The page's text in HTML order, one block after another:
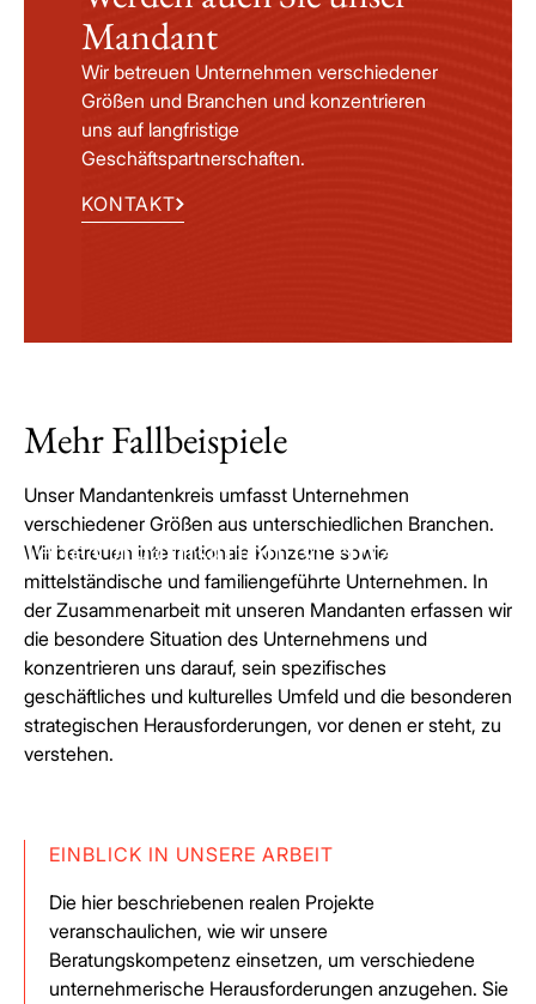
Mandant
Wir betreuen Unternehmen verschiedener
Größen und Branchen und konzentrieren
uns auf langfristige
Geschäftspartnerschaften.
KONTAKT
Mehr Fallbeispiele
Unser Mandantenkreis umfasst Unternehmen
verschiedener Größen aus unterschiedlichen Branchen.
Wir betreuen internationale Konzerne sowie
mittelständische und familiengeführte Unternehmen. In
der Zusammenarbeit mit unseren Mandanten erfassen wir
die besondere Situation des Unternehmens und
konzentrieren uns darauf, sein spezifisches
geschäftliches und kulturelles Umfeld und die besonderen
strategischen Herausforderungen, vor denen er steht, zu
verstehen.
EINBLICK IN UNSERE ARBEIT
Die hier beschriebenen realen Projekte
veranschaulichen, wie wir unsere
Beratungskompetenz einsetzen, um verschiedene
unternehmerische Herausforderungen anzugehen. Sie
Jede Organisation ist einzigartig.